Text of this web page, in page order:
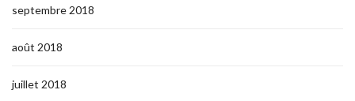
septembre 2018
août 2018
juillet 2018